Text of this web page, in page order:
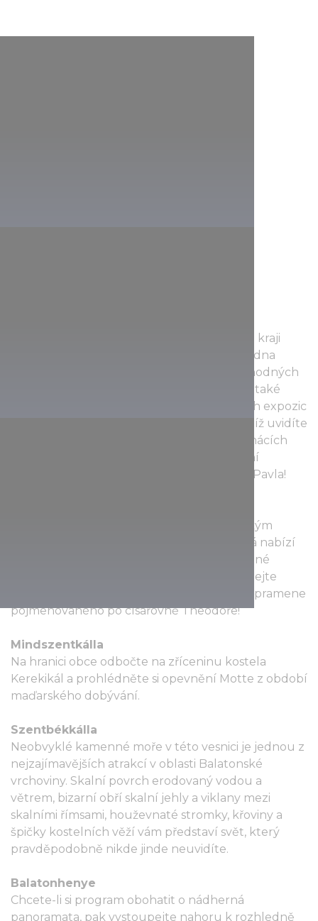
Kamenné moře s porosty jalovce uvidíte na kraji
obce, která je ve skutečnosti pozůstatkem dna
Panonského moře. Povšimněte si i pozoruhodných
zkamenělin živočichů. Ve vesnici naleznete také
Salföldský statek – jednu z nejoblíbenějších expozic
národního parku Balatonská vrchovina, v níž uvidíte
ochočené domorodé maďarské druhy domácích
zvířat. Pokud vám zbyde čas, navštivte lesní
zříceninu románsko-gotického kláštera sv. Pavla!
Malebná vesnička s okouzlujícím venkovským
stavením pamatujícím několik staletí, která nabízí
pozoruhodný panoramatický výhled na vinné
sklípky. Vypravte se na okraj obce a ochutnejte
čerstvou vodu s osobitou chutí z kyselého pramene
pojmenovaného po císařovně Theodoře!
Mindszentkálla
Na hranici obce odbočte na zříceninu kostela
Kerekikál a prohlédněte si opevnění Motte z období
maďarského dobývání.
Szentbékkálla
Neobvyklé kamenné moře v této vesnici je jednou z
nejzajímavějších atrakcí v oblasti Balatonské
vrchoviny. Skalní povrch erodovaný vodou a
větrem, bizarní obří skalní jehly a viklany mezi
skalními římsami, houževnaté stromky, křoviny a
špičky kostelních věží vám představí svět, který
pravděpodobně nikde jinde neuvidíte.
Balatonhenye
Chcete-li si program obohatit o nádherná
panoramata, pak vystoupejte nahoru k rozhledně